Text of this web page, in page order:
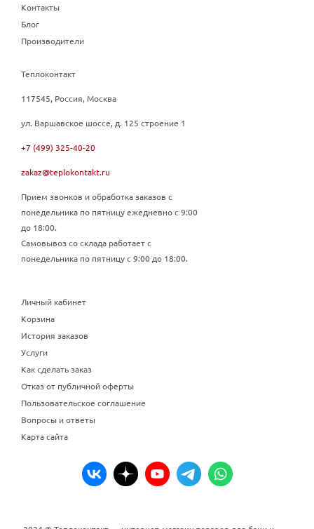
Контакты
Блог
Производители
Теплоконтакт
117545, Россия, Москва
ул. Варшавское шоссе, д. 125 строение 1
+7 (499) 325-40-20
zakaz@teplokontakt.ru
Прием звонков и обработка заказов с
понедельника по пятницу ежедневно с 9:00
до 18:00.
Самовывоз со склада работает с
понедельника по пятницу с 9:00 до 18:00.
Личный кабинет
Корзина
История заказов
Услуги
Как сделать заказ
Отказ от публичной оферты
Пользовательское соглашение
Вопросы и ответы
Карта сайта